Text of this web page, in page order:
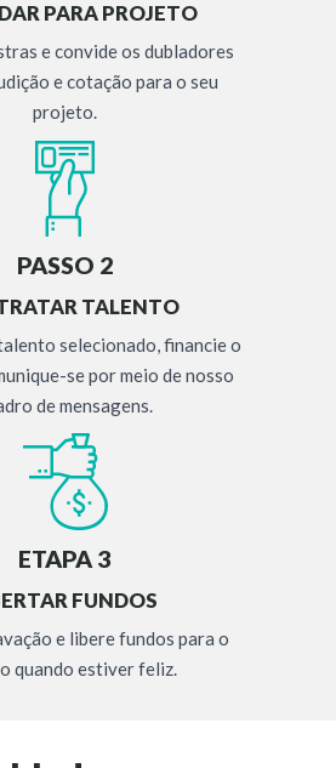
PARA PROJETO
e convide os dubladores
e cotação para o seu
projeto.
PASSO 2
TALENTO
selecionado, financie o
se por meio de nosso
de mensagens.
ETAPA 3
FUNDOS
e libere fundos para o
quando estiver feliz.